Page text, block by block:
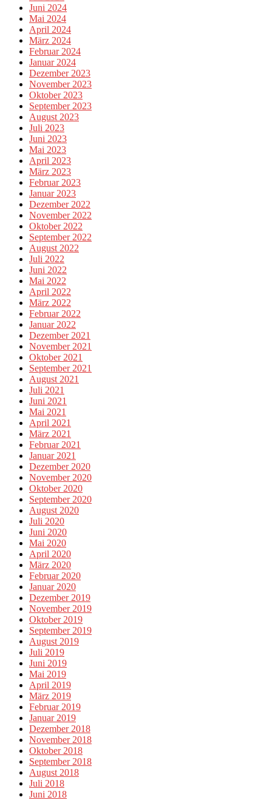
Juni 2024
Mai 2024
April 2024
März 2024
Februar 2024
Januar 2024
Dezember 2023
November 2023
Oktober 2023
September 2023
August 2023
Juli 2023
Juni 2023
Mai 2023
April 2023
März 2023
Februar 2023
Januar 2023
Dezember 2022
November 2022
Oktober 2022
September 2022
August 2022
Juli 2022
Juni 2022
Mai 2022
April 2022
März 2022
Februar 2022
Januar 2022
Dezember 2021
November 2021
Oktober 2021
September 2021
August 2021
Juli 2021
Juni 2021
Mai 2021
April 2021
März 2021
Februar 2021
Januar 2021
Dezember 2020
November 2020
Oktober 2020
September 2020
August 2020
Juli 2020
Juni 2020
Mai 2020
April 2020
März 2020
Februar 2020
Januar 2020
Dezember 2019
November 2019
Oktober 2019
September 2019
August 2019
Juli 2019
Juni 2019
Mai 2019
April 2019
März 2019
Februar 2019
Januar 2019
Dezember 2018
November 2018
Oktober 2018
September 2018
August 2018
Juli 2018
Juni 2018